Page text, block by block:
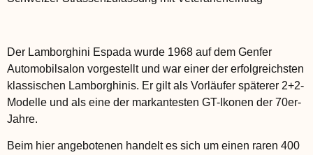
Der Lamborghini Espada wurde 1968 auf dem Genfer
Automobilsalon vorgestellt und war einer der erfolgreichsten
klassischen Lamborghinis. Er gilt als Vorläufer späterer 2+2-
Modelle und als eine der markantesten GT-Ikonen der 70er-
Jahre.
Beim hier angebotenen handelt es sich um einen raren 400